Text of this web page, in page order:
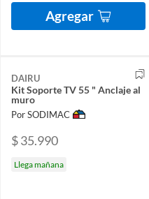
Agregar
DAIRU
Kit Soporte TV 55 " Anclaje al
muro
Por SODIMAC
$ 35.990
Llega mañana